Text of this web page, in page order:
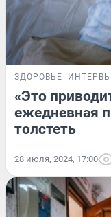
ЗДОРОВЬЕ
«Это
ежедневная
толстеть
28 июля, 2024, 17:00